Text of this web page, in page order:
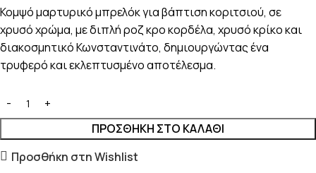
Κομψό μαρτυρικό μπρελόκ για βάπτιση κοριτσιού, σε
χρυσό χρώμα, με διπλή ροζ κρο κορδέλα, χρυσό κρίκο και
διακοσμητικό Κωνσταντινάτο, δημιουργώντας ένα
τρυφερό και εκλεπτυσμένο αποτέλεσμα.
ΠΡΟΣΘΉΚΗ ΣΤΟ ΚΑΛΆΘΙ
Προσθήκη στη Wishlist